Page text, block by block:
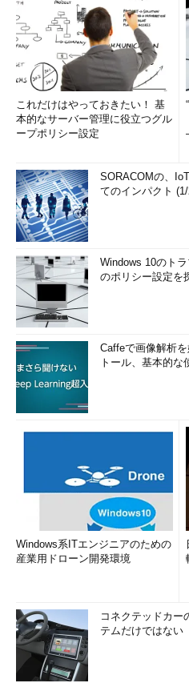
これだけはやっておきたい！ 基
本的なサーバー管理に役立つグル
ープポリシー設定
SORACOMの、
てのインパクト
Windows 10のト
のポリシー設定を
Caffeで画像解析
トール、基本的な
Windows系ITエンジニアのための
産業用ドローン開発環境
コネクテッドカー
テムだけではない